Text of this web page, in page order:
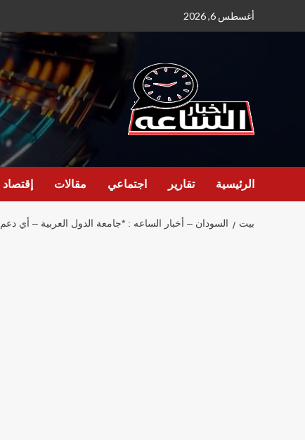
أغسطس 6, 2026
الرئيسية تقارير اجتماعي مقالات إقتصاد
بيت السودان – أخبار الساعه : *جامعة الدول العربية – أي دعم